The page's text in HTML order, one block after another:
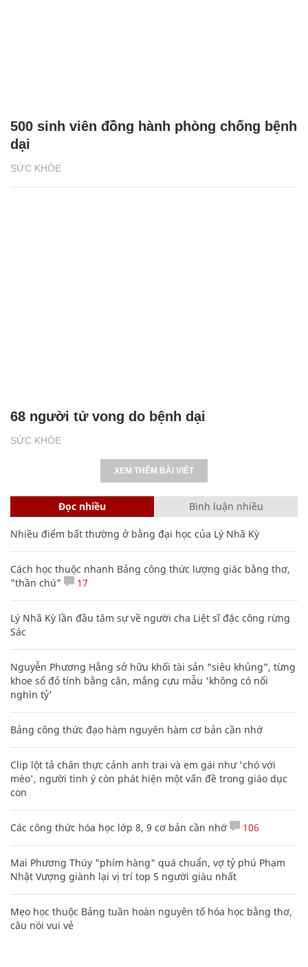
SỨC KHỎE
500 sinh viên đồng hành phòng chống bệnh
dại
SỨC KHỎE
68 người tử vong do bệnh dại
XEM THÊM BÀI VIẾT
Đọc nhiều Bình luận nhiều
Nhiều điểm bất thường ở bằng đại học của Lý Nhã Kỳ
Cách học thuộc nhanh Bảng công thức lượng giác bằng thơ,
"thần chú"
17
Lý Nhã Kỳ lần đầu tâm sự về người cha Liệt sĩ đặc công rừng
Sác
Nguyễn Phương Hằng sở hữu khối tài sản "siêu khủng", từng
khoe sổ đỏ tính bằng cân, mắng cựu mẫu 'không có nổi
nghìn tỷ'
Bảng công thức đạo hàm nguyên hàm cơ bản cần nhớ
Clip lột tả chân thực cảnh anh trai và em gái như 'chó với
mèo', người tinh ý còn phát hiện một vấn đề trong giáo dục
con
Các công thức hóa học lớp 8, 9 cơ bản cần nhớ 106
Mai Phương Thúy "phím hàng" quá chuẩn, vợ tỷ phú Phạm
Nhật Vượng giành lại vị trí top 5 người giàu nhất
Mẹo học thuộc Bảng tuần hoàn nguyên tố hóa học bằng thơ,
câu nói vui vẻ